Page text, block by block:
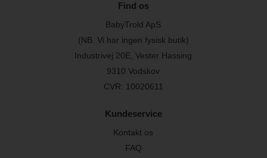
Find os
BabyTrold ApS
(NB. Vi har ingen fysisk butik)
Industrivej 20E, Vester Hassing
9310 Vodskov
CVR: 10020611
Kundeservice
Kontakt os
FAQ